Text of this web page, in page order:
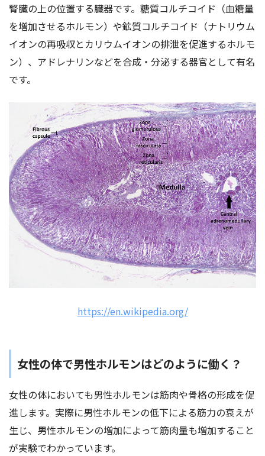
腎臓の上の位置する臓器です。糖質コルチコイド（血糖量
を増加させるホルモン）や鉱質コルチコイド（ナトリウム
イオンの再吸収とカリウムイオンの排泄を促進するホルモ
ン）、アドレナリンなどを合成・分泌する器官として有名
です。
https://en.wikipedia.org/
女性の体で男性ホルモンはどのように働く？
女性の体においても男性ホルモンは筋肉や骨格の形成を促
進します。実際に男性ホルモンの低下による筋力の衰えが
生じ、男性ホルモンの増加によって筋肉量も増加すること
が実験でわかっています。